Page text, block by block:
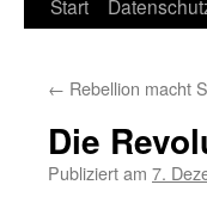
Springe
Inhalt
Start
← Rebellion macht
Die
Publiziert am 7.